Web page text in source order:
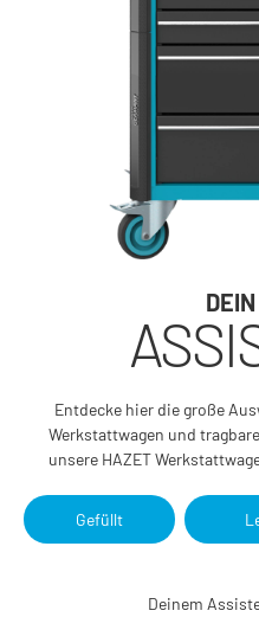
Entdecke hier die große
Werkstattwagen und
unsere HAZET
Gefüllt
Deinem